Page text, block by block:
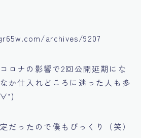
archives/9207
ロナの影響で2回公開延期にな
か仕入れどころに迷った人も多
だったので僕もびっくり（笑）